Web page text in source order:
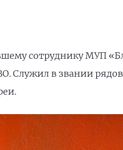
сотруднику МУП
Служил в звании